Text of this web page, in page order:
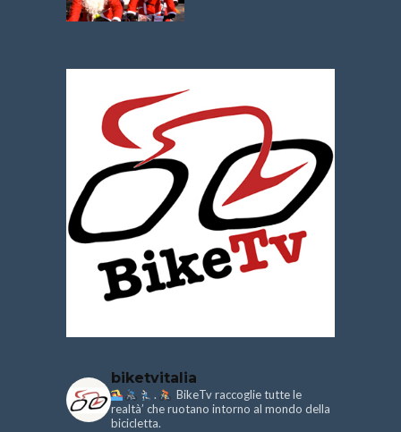
biketvitalia
.
BikeTv raccoglie tutte le
realtà’ che ruotano intorno al mondo della
bicicletta.